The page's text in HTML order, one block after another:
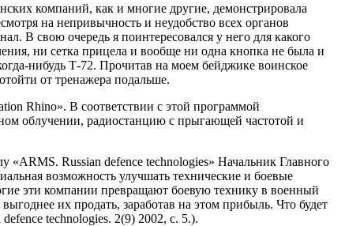
компаний, как и многие другие, демонстрировала
на непривычность и неудобство всех органов
В свою очередь я поинтересовался у него для какого
ни сетка прицела и вообще ни одна кнопка не была и
нибудь Т-72. Прочитав на моем бейджике воинское
от тренажера подальше.
Rhino». В соответствии с этой программой
облучении, радиостанцию с прыгающей частотой и
Russian defence technologies» Начальник Главного
возможность улучшать технические и боевые
эти компании превращают боевую технику в военный
их продать, заработав на этом прибыль. Что будет
technologies. 2(9) 2002, с. 5.).